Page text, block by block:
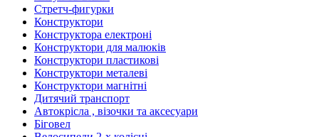
Стретч-фигурки
Конструктори
Конструктора електроні
Конструктори для малюків
Конструктори пластикові
Конструктори металеві
Конструктори магнітні
Дитячий транспорт
Автокрісла , візочки та аксесуари
Біговел